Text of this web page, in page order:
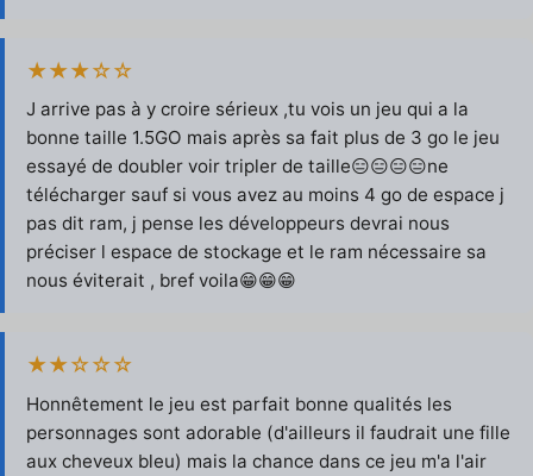
★★★☆☆
J arrive pas à y croire sérieux ,tu vois un jeu qui a la
bonne taille 1.5GO mais après sa fait plus de 3 go le jeu
essayé de doubler voir tripler de taille😑😑😑😑ne
télécharger sauf si vous avez au moins 4 go de espace j
pas dit ram, j pense les développeurs devrai nous
préciser l espace de stockage et le ram nécessaire sa
nous éviterait , bref voila😁😁😁
★★☆☆☆
Honnêtement le jeu est parfait bonne qualités les
personnages sont adorable (d'ailleurs il faudrait une fille
aux cheveux bleu) mais la chance dans ce jeu m'a l'air